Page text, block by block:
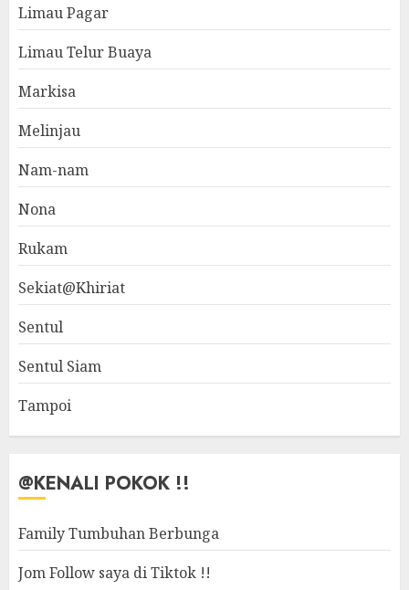
Limau Pagar
Limau Telur Buaya
Markisa
Melinjau
Nam-nam
Nona
Rukam
Sekiat@Khiriat
Sentul
Sentul Siam
Tampoi
@KENALI POKOK !!
Family Tumbuhan Berbunga
Jom Follow saya di Tiktok !!